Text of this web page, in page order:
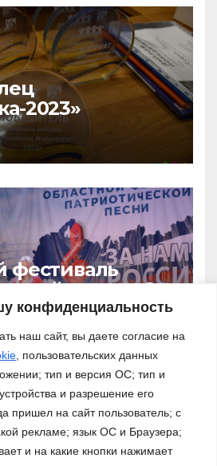
конфиденциальность
наш сайт, вы даете согласие на
, пользовательских данных
тип и версия ОС; тип и
и разрешение его
пришел на сайт пользователь; с
рекламе; язык ОС и Браузера;
и на какие кнопки нажимает
2023»
фестиваль
песни «За